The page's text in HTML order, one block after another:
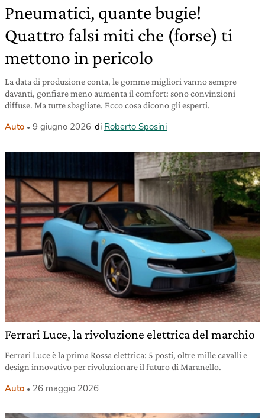
Pneumatici, quante bugie!
Quattro falsi miti che (forse) ti
mettono in pericolo
La data di produzione conta, le gomme migliori vanno sempre
davanti, gonfiare meno aumenta il comfort: sono convinzioni
diffuse. Ma tutte sbagliate. Ecco cosa dicono gli esperti.
Auto 9 giugno 2026 di Roberto Sposini
Ferrari Luce, la rivoluzione elettrica del marchio
Ferrari Luce è la prima Rossa elettrica: 5 posti, oltre mille cavalli e
design innovativo per rivoluzionare il futuro di Maranello.
Auto 26 maggio 2026